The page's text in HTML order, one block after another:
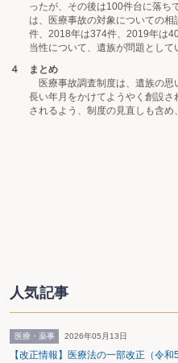
ったが、その後は100件台に落ち
は、医療事故の対象についての
件、2018年は374件、2019年は
当性について、遺族が問題として
４ まとめ
医療事故調査制度は、遺族の
長い年月をかけてようやく創設
されるよう、制度の見直しも含め
人気記事
医療・薬事 2026年05月13日
【改正情報】医療法の一部改正（令